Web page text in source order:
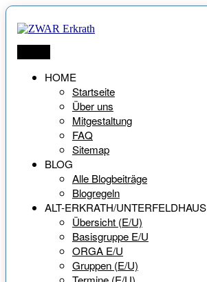
Zum
Inhalt
springen
HOME
Startseite
Über uns
Mitgestaltung
FAQ
Sitemap
BLOG
Alle Blogbeiträge
Blogregeln
ALT-ERKRATH/UNTERFELDHAUS
Übersicht (E/U)
Basisgruppe E/U
ORGA E/U
Gruppen (E/U)